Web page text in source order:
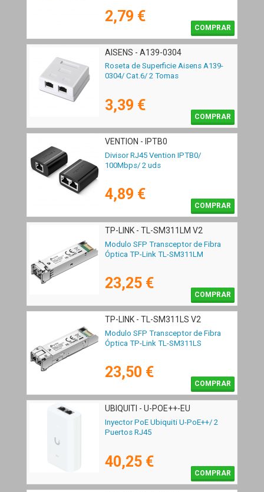
2,79 €
COMPRAR
AISENS - A139-0304
Roseta de Superficie Aisens A139-
0304/ Cat.6/ 2 Tomas
3,39 €
COMPRAR
VENTION - IPTB0
Divisor RJ45 Vention IPTB0/
100Mbps/ 2 uds
4,89 €
COMPRAR
TP-LINK - TL-SM311LM V2
Modulo SFP Transceptor de Fibra
Óptica TP-Link TL-SM311LM
23,25 €
COMPRAR
TP-LINK - TL-SM311LS V2
Modulo SFP Transceptor de Fibra
Óptica TP-Link TL-SM311LS
23,50 €
COMPRAR
UBIQUITI - U-POE++-EU
Inyector PoE Ubiquiti U-PoE++/ 2
Puertos RJ45
40,25 €
COMPRAR